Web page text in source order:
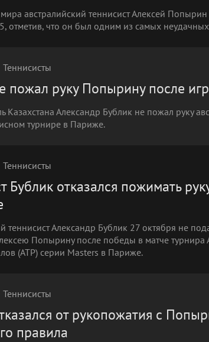
австралийский теннисист Алексей
отметив, что он был одним из самых
Теннисисты
пожал руку Попырину после
Казахстана Александр Бублик не пожал руку
турнире в Париже.
Теннисисты
Бублик отказался пожимать
теннисист Александр Бублик 27 октября не
Попырину после победы в матче турнира
(ATP) серии Masters в Париже.
Теннисисты
от рукопожатия с
правила